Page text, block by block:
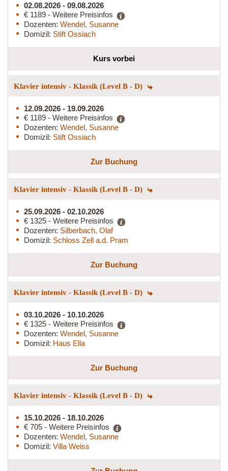
02.08.2026 - 09.08.2026
€ 1189 - Weitere Preisinfos
Dozenten: Wendel, Susanne
Domizil: Stift Ossiach
Kurs vorbei
Klavier intensiv - Klassik (Level B - D)
12.09.2026 - 19.09.2026
€ 1189 - Weitere Preisinfos
Dozenten: Wendel, Susanne
Domizil: Stift Ossiach
Zur Buchung
Klavier intensiv - Klassik (Level B - D)
25.09.2026 - 02.10.2026
€ 1325 - Weitere Preisinfos
Dozenten: Silberbach, Olaf
Domizil: Schloss Zell a.d. Pram
Zur Buchung
Klavier intensiv - Klassik (Level B - D)
03.10.2026 - 10.10.2026
€ 1325 - Weitere Preisinfos
Dozenten: Wendel, Susanne
Domizil: Haus Ella
Zur Buchung
Klavier intensiv - Klassik (Level B - D)
15.10.2026 - 18.10.2026
€ 705 - Weitere Preisinfos
Dozenten: Wendel, Susanne
Domizil: Villa Weiss